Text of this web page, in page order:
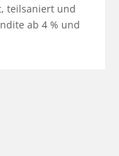
teilsaniert und
ab 4 % und